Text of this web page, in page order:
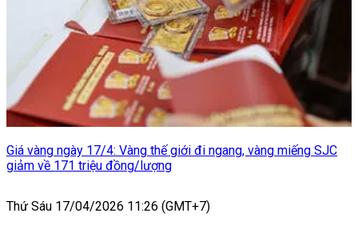
Giá vàng ngày 17/4: Vàng thế giới đi ngang, vàng miếng SJC
giảm về 171 triệu đồng/lượng
Thứ Sáu 17/04/2026 11:26 (GMT+7)